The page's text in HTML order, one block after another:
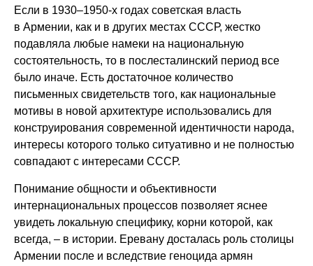
Если в 1930–1950-х годах советская власть
в Армении, как и в других местах СССР, жестко
подавляла любые намеки на национальную
состоятельность, то в послесталинский период все
было иначе. Есть достаточное количество
письменных свидетельств того, как национальные
мотивы в новой архитектуре использовались для
конструирования современной идентичности народа,
интересы которого только ситуативно и не полностью
совпадают с интересами СССР.
Понимание общности и объективности
интернациональных процессов позволяет яснее
увидеть локальную специфику, корни которой, как
всегда, – в истории. Еревану досталась роль столицы
Армении после и вследствие геноцида армян